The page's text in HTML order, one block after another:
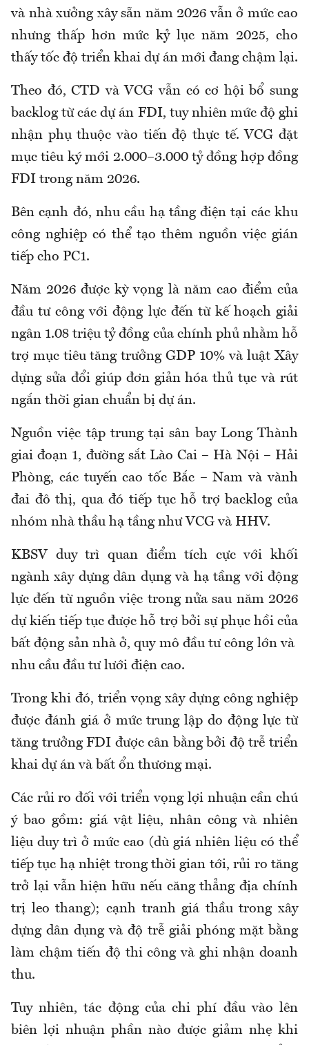
và nhà xưởng xây sẵn năm 2026 vẫn ở mức cao
nhưng thấp hơn mức kỷ lục năm 2025, cho
thấy tốc độ triển khai dự án mới đang chậm lại.
Theo đó, CTD và VCG vẫn có cơ hội bổ sung
backlog từ các dự án FDI, tuy nhiên mức độ ghi
nhận phụ thuộc vào tiến độ thực tế. VCG đặt
mục tiêu ký mới 2.000–3.000 tỷ đồng hợp đồng
FDI trong năm 2026.
Bên cạnh đó, nhu cầu hạ tầng điện tại các khu
công nghiệp có thể tạo thêm nguồn việc gián
tiếp cho PC1.
Năm 2026 được kỳ vọng là năm cao điểm của
đầu tư công với động lực đến từ kế hoạch giải
ngân 1.08 triệu tỷ đồng của chính phủ nhằm hỗ
trợ mục tiêu tăng trưởng GDP 10% và luật Xây
dựng sửa đổi giúp đơn giản hóa thủ tục và rút
ngắn thời gian chuẩn bị dự án.
Nguồn việc tập trung tại sân bay Long Thành
giai đoạn 1, đường sắt Lào Cai – Hà Nội – Hải
Phòng, các tuyến cao tốc Bắc – Nam và vành
đai đô thị, qua đó tiếp tục hỗ trợ backlog của
nhóm nhà thầu hạ tầng như VCG và HHV.
KBSV duy trì quan điểm tích cực với khối
ngành xây dựng dân dụng và hạ tầng với động
lực đến từ nguồn việc trong nửa sau năm 2026
dự kiến tiếp tục được hỗ trợ bởi sự phục hồi của
bất động sản nhà ở, quy mô đầu tư công lớn và
nhu cầu đầu tư lưới điện cao.
Trong khi đó, triển vọng xây dựng công nghiệp
được đánh giá ở mức trung lập do động lực từ
tăng trưởng FDI được cân bằng bởi độ trễ triển
khai dự án và bất ổn thương mại.
Các rủi ro đối với triển vọng lợi nhuận cần chú
ý bao gồm: giá vật liệu, nhân công và nhiên
liệu duy trì ở mức cao (dù giá nhiên liệu có thể
tiếp tục hạ nhiệt trong thời gian tới, rủi ro tăng
trở lại vẫn hiện hữu nếu căng thẳng địa chính
trị leo thang); cạnh tranh giá thầu trong xây
dựng dân dụng và độ trễ giải phóng mặt bằng
làm chậm tiến độ thi công và ghi nhận doanh
thu.
Tuy nhiên, tác động của chi phí đầu vào lên
biên lợi nhuận phần nào được giảm nhẹ khi